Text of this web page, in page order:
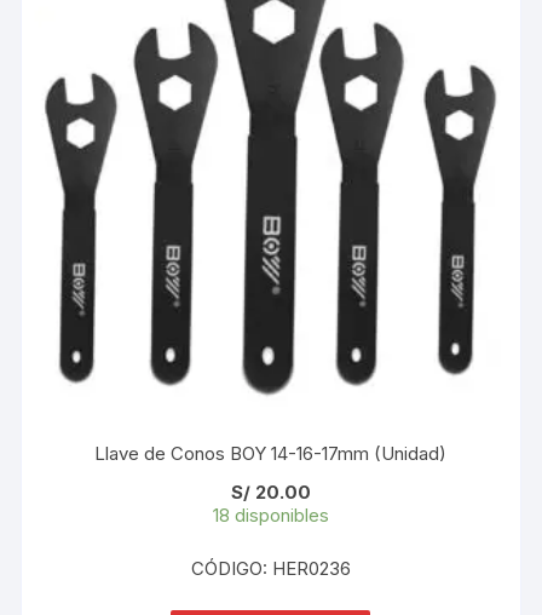
Llave de Conos BOY 14-16-17mm (Unidad)
S/20.00
18 disponibles
CÓDIGO: HER0236